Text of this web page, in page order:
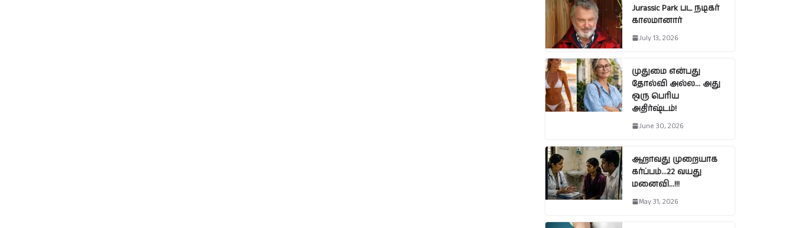
Jurassic Park பட நடிகர்
காலமானார்
July 13, 2026
முதுமை என்பது
தோல்வி அல்ல… அது
ஒரு பெரிய
அதிர்ஷ்டம்!
June 30, 2026
ஆறாவது முறையாக
கர்ப்பம்…22 வயது
மனைவி…!!!
May 31, 2026